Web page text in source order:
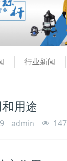
行业新闻
用途
admin 147